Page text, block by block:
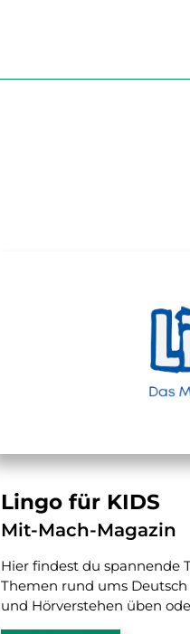
Lingo für KIDS
Mit-Mach-Magazin
Hier findest du spannende
Themen rund ums
und Hörverstehen üben